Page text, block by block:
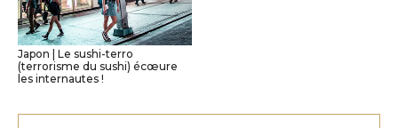
Japon | Le sushi-terro
(terrorisme du sushi) écœure
les internautes !